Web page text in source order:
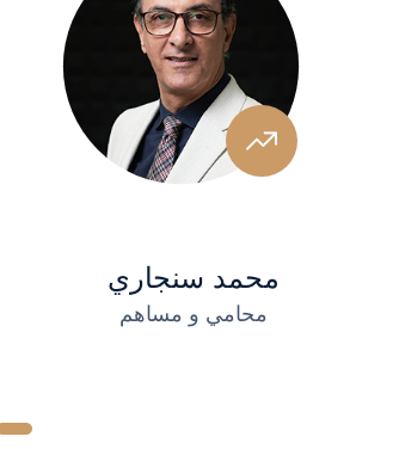
محمد سنجاري
محامي و مساهم